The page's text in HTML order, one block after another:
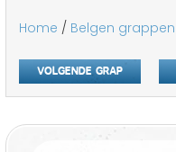
Home / Belgen grappen
Volgende grap